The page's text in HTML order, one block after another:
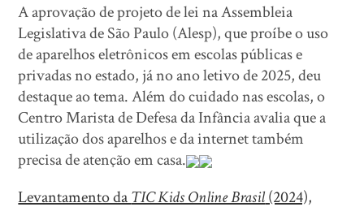
A aprovação de projeto de lei na Assembleia
Legislativa de São Paulo (Alesp), que proíbe o uso
de aparelhos eletrônicos em escolas públicas e
privadas no estado, já no ano letivo de 2025, deu
destaque ao tema. Além do cuidado nas escolas, o
Centro Marista de Defesa da Infância avalia que a
utilização dos aparelhos e da internet também
precisa de atenção em casa.
Levantamento daTIC Kids Online Brasil(2024),